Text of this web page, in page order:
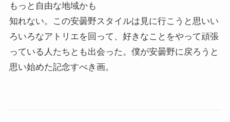
もっと自由な地域かも
知れない。この安曇野スタイルは見に行こうと思いい
ろいろなアトリエを回って、好きなことをやって頑張
っている人たちとも出会った。僕が安曇野に戻ろうと
思い始めた記念すべき画。